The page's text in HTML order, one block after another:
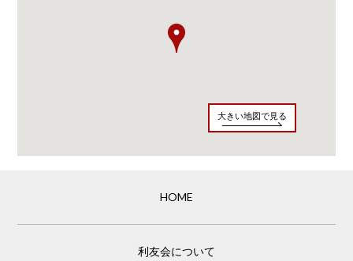
大きい地図で見る
HOME
利友会について